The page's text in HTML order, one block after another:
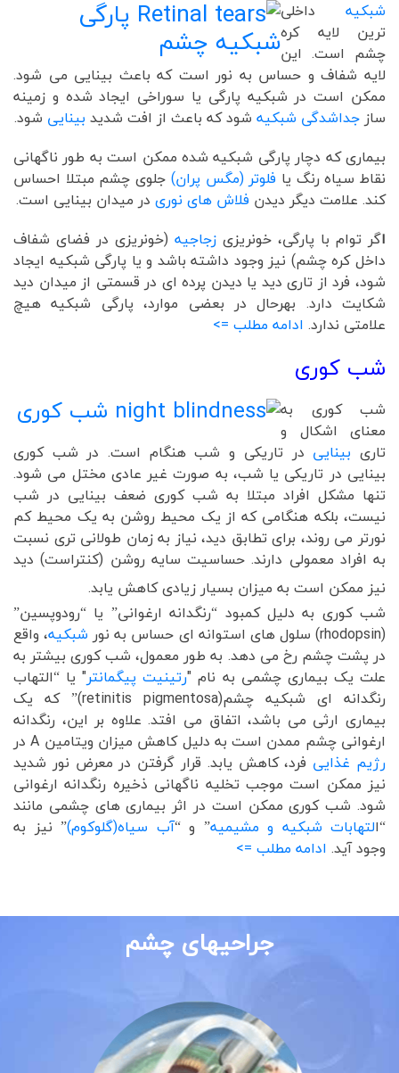
شبکیه داخلی
ترین لایه کره
چشم است. این
لایه شفاف و حساس به نور است که باعث بینایی می شود.
ممکن است در شبکیه پارگی یا سوراخی ایجاد شده و زمینه
ساز جداشدگی شبکیه شود که باعث از افت شدید بینایی شود.
بیماری که دچار پارگی شبکیه شده ممکن است به طور ناگهانی
نقاط سیاه رنگ یا فلوتر (مگس پران) جلوی چشم مبتلا احساس
کند. علامت دیگر دیدن فلاش های نوری در میدان بینایی است.
اگر توام با پارگی، خونریزی زجاجیه (خونریزی در فضای شفاف
داخل کره چشم) نیز وجود داشته باشد و یا پارگی شبکیه ایجاد
شود، فرد از تاری دید یا دیدن پرده ای در قسمتی از میدان دید
شکایت دارد. بهرحال در بعضی موارد، پارگی شبکیه هیچ
علامتی ندارد. ادامه مطلب =>
شب کوری
شب کوری به
معنای اشکال و
تاری بینایی در تاریکی و شب هنگام است. در شب کوری
بینایی در تاریکی یا شب، به صورت غیر عادی مختل می شود.
تنها مشکل افراد مبتلا به شب کوری ضعف بینایی در شب
نیست، بلکه هنگامی که از یک محیط روشن به یک محیط کم
نورتر می روند، برای تطابق دید، نیاز به زمان طولانی تری نسبت
به افراد معمولی دارند. حساسیت سایه روشن (کنتراست) دید
نیز ممکن است به میزان بسیار زیادی کاهش یابد.
شب کوری به دلیل کمبود “رنگدانه ارغوانی” یا “رودوپسین”
(rhodopsin) سلول های استوانه ای حساس به نور
شبکیه، واقع
در پشت چشم رخ می دهد. به طور معمول، شب کوری بیشتر به
علت یک بیماری چشمی به نام "رتینیت پیگمانتر" یا “التهاب
رنگدانه ای شبکیه چشم(retinitis pigmentosa)” که یک
بیماری ارثی می باشد، اتفاق می افتد. علاوه بر این، رنگدانه
ارغوانی چشم ممدن است به دلیل کاهش میزان ویتامین A در
رژیم غذایی فرد، کاهش یابد. قرار گرفتن در معرض نور شدید
نیز ممکن است موجب تخلیه ناگهانی ذخیره رنگدانه ارغوانی
شود. شب کوری ممکن است در اثر بیماری های چشمی مانند
“التهابات شبکیه و مشیمیه” و “آب سیاه(گلوکوم)” نیز به
وجود آید. ادامه مطلب =>
جراحیهای چشم